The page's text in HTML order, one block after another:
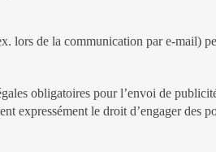
lors de la communication par e-mail)
obligatoires pour l’envoi de
expressément le droit d’engager des